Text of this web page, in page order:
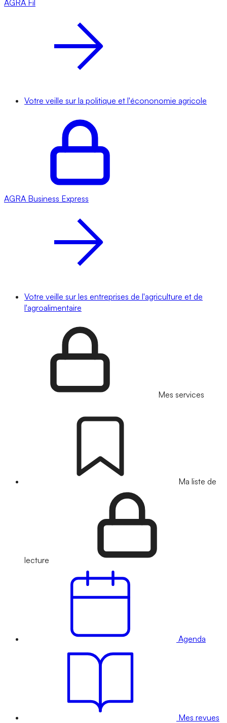
AGRA Fil
Votre veille sur la politique et l'écononomie agricole
AGRA Business Express
Votre veille sur les entreprises de l'agriculture et de
l'agroalimentaire
Mes services
Ma liste de
lecture
Agenda
Mes revues